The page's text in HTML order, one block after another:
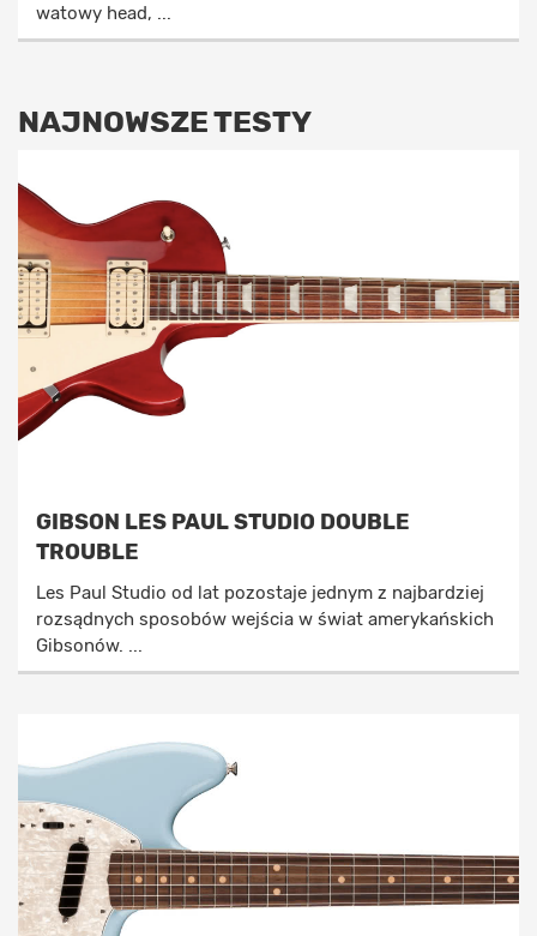
watowy head, ...
NAJNOWSZE TESTY
GIBSON LES PAUL STUDIO DOUBLE
TROUBLE
Les Paul Studio od lat pozostaje jednym z najbardziej
rozsądnych sposobów wejścia w świat amerykańskich
Gibsonów. ...